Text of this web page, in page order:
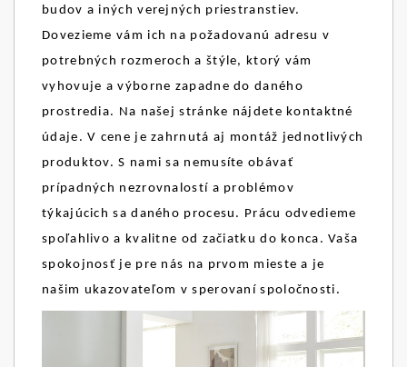
budov a iných verejných priestranstiev.
Dovezieme vám ich na požadovanú adresu v
potrebných rozmeroch a štýle, ktorý vám
vyhovuje a výborne zapadne do daného
prostredia. Na našej stránke nájdete kontaktné
údaje. V cene je zahrnutá aj montáž jednotlivých
produktov. S nami sa nemusíte obávať
prípadných nezrovnalostí a problémov
týkajúcich sa daného procesu. Prácu odvedieme
spoľahlivo a kvalitne od začiatku do konca. Vaša
spokojnosť je pre nás na prvom mieste a je
našim ukazovateľom v sperovaní spoločnosti.